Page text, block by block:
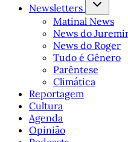
Newsletters
Matinal News
News do
News do Roger
Tudo é Gênero
Parêntese
Climática
Reportagem
Cultura
Agenda
Opinião